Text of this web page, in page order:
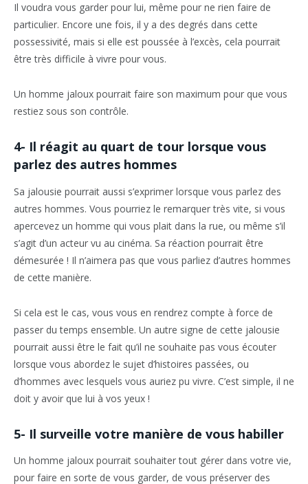
Il voudra vous garder pour lui, même pour ne rien faire de
particulier. Encore une fois, il y a des degrés dans cette
possessivité, mais si elle est poussée à l’excès, cela pourrait
être très difficile à vivre pour vous.
Un homme jaloux pourrait faire son maximum pour que vous
restiez sous son contrôle.
4- Il réagit au quart de tour lorsque vous
parlez des autres hommes
Sa jalousie pourrait aussi s’exprimer lorsque vous parlez des
autres hommes. Vous pourriez le remarquer très vite, si vous
apercevez un homme qui vous plait dans la rue, ou même s’il
s’agit d’un acteur vu au cinéma. Sa réaction pourrait être
démesurée ! Il n’aimera pas que vous parliez d’autres hommes
de cette manière.
Si cela est le cas, vous vous en rendrez compte à force de
passer du temps ensemble. Un autre signe de cette jalousie
pourrait aussi être le fait qu’il ne souhaite pas vous écouter
lorsque vous abordez le sujet d’histoires passées, ou
d’hommes avec lesquels vous auriez pu vivre. C’est simple, il ne
doit y avoir que lui à vos yeux !
5- Il surveille votre manière de vous habiller
Un homme jaloux pourrait souhaiter tout gérer dans votre vie,
pour faire en sorte de vous garder, de vous préserver des